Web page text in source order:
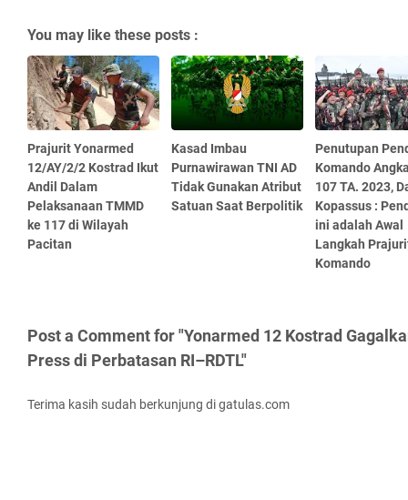
You may like these posts :
Prajurit Yonarmed
12/AY/2/2 Kostrad Ikut
Andil Dalam
Pelaksanaan TMMD
ke 117 di Wilayah
Pacitan
Kasad Imbau
Purnawirawan TNI AD
Tidak Gunakan Atribut
Satuan Saat Berpolitik
Penutupan
Komando
107 TA. 2023,
Kopassus :
ini adalah Awal
Langkah
Komando
Post a Comment for "Yonarmed 12 Kostrad
Press di Perbatasan RI–RDTL"
Terima kasih sudah berkunjung di gatulas.com